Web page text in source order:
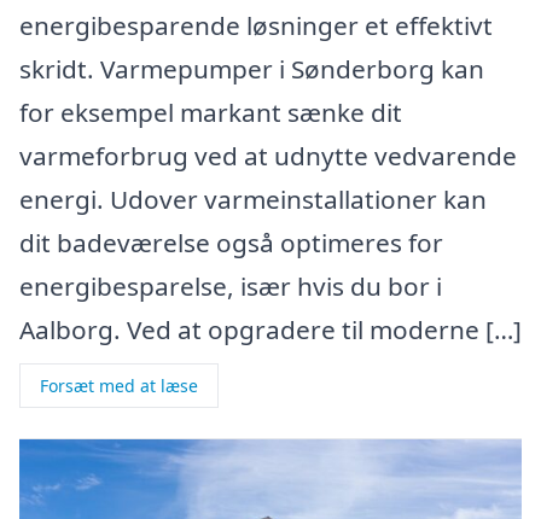
energibesparende løsninger et effektivt
skridt. Varmepumper i Sønderborg kan
for eksempel markant sænke dit
varmeforbrug ved at udnytte vedvarende
energi. Udover varmeinstallationer kan
dit badeværelse også optimeres for
energibesparelse, især hvis du bor i
Aalborg. Ved at opgradere til moderne […]
Forsæt med at læse